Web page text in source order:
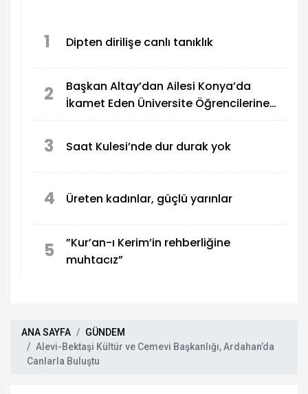
1 Dipten dirilişe canlı tanıklık
2
Başkan Altay’dan Ailesi Konya’da
İkamet Eden Üniversite Öğrencilerine
3 Saat Kulesi’nde dur durak yok
4 Üreten kadınlar, güçlü yarınlar
5
”Kur’an-ı Kerim’in rehberliğine
muhtacız”
ANA SAYFA
GÜNDEM
Alevi-Bektaşi Kültür ve Cemevi Başkanlığı, Ardahan’da
Canlarla Buluştu